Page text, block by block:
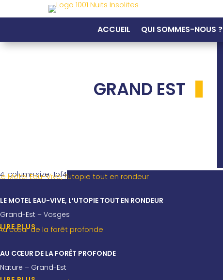
ACCUEIL QUI SOMMES-NOUS ?
GRAND EST
LE MOTEL EAU-VIVE, L’UTOPIE TOUT EN RONDEUR
Grand-Est – Vosges
LIRE PLUS
AU CŒUR DE LA FORÊT PROFONDE
Nature – Grand-Est